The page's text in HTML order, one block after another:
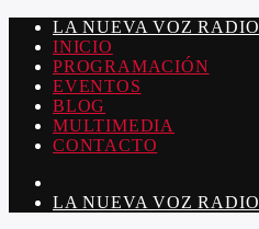
LA NUEVA VOZ RADIO
INICIO
PROGRAMACIÓN
EVENTOS
BLOG
MULTIMEDIA
CONTACTO
LA NUEVA VOZ RADIO